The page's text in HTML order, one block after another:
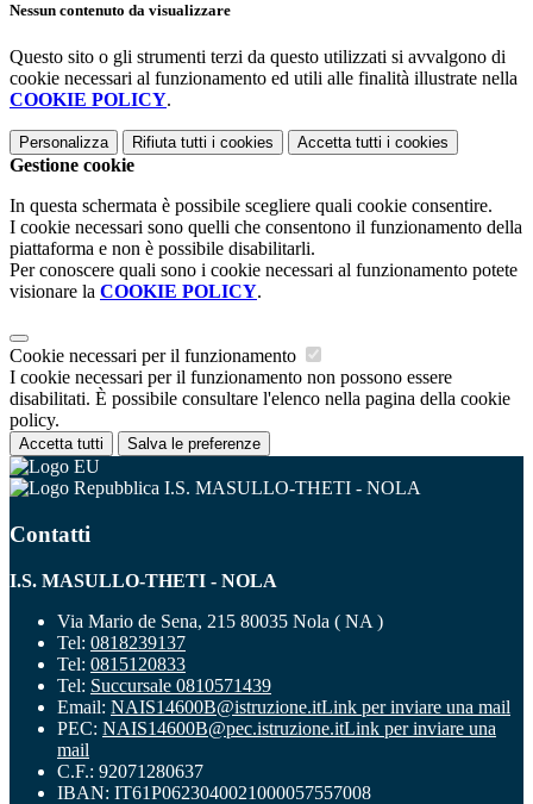
Nessun contenuto da visualizzare
Questo sito o gli strumenti terzi da questo utilizzati si avvalgono di
cookie necessari al funzionamento ed utili alle finalità illustrate nella
COOKIE POLICY.
Personalizza Rifiuta tutti i cookies Accetta tutti i cookies
Gestione cookie
In questa schermata è possibile scegliere quali cookie consentire.
I cookie necessari sono quelli che consentono il funzionamento della
piattaforma e non è possibile disabilitarli.
Per conoscere quali sono i cookie necessari al funzionamento potete
visionare la COOKIE POLICY.
Cookie necessari per il funzionamento
I cookie necessari per il funzionamento non possono essere
disabilitati. È possibile consultare l'elenco nella pagina della cookie
policy.
Accetta tutti Salva le preferenze
I.S. MASULLO-THETI - NOLA
Contatti
I.S. MASULLO-THETI - NOLA
Via Mario de Sena, 215 80035 Nola ( NA )
Tel: 0818239137
Tel: 0815120833
Tel: Succursale 0810571439
Email: NAIS14600B@istruzione.itLink per inviare una mail
PEC: NAIS14600B@pec.istruzione.itLink per inviare una
mail
C.F.: 92071280637
IBAN: IT61P0623040021000057557008